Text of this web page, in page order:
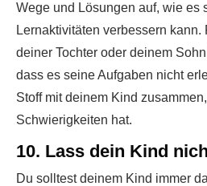
Wege und Lösungen auf, wie es
Lernaktivitäten verbessern
deiner Tochter oder deinem
dass es seine Aufgaben nicht
Stoff mit deinem Kind
Schwierigkeiten hat.
10. Lass dein Kind
Du solltest deinem Kind immer